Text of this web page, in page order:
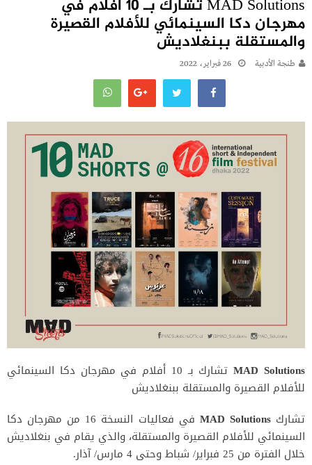
MAD Solutions تشارك بـ 10 أفلام في
مهرجان دكا السينمائي للأفلام القصيرة
والمستقلة ببنغلاديش
طنجة الأدبية 26 فبراير، 2022
MAD Solutions
تشارك بـ 10 أفلام في مهرجان دكا السينمائي
للأفلام القصيرة والمستقلة ببنغلاديش
تشاركMAD Solutions
في فعاليات النسخة 16 من مهرجان دكا
السينمائي للأفلام القصيرة والمستقلة، والذي يقام في بنغلاديش
خلال الفترة من 25 فبراير/ شباط وحتى 4 مارس/ آذار.